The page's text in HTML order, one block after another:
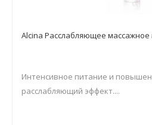
Alcina Расслабляющее массажное
Интенсивное питание и
расслабляющий эффект....